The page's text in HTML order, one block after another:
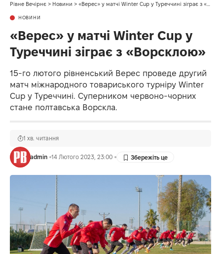
Рівне Вечірнє > Новини > «Верес» у матчі Winter Cup у Туреччині зіграє з «Ворсклою»
НОВИНИ
«Верес» у матчі Winter Cup у
Туреччині зіграє з «Ворсклою»
15-го лютого рівненський Верес проведе другий
матч міжнародного товариського турніру Winter
Cup у Туреччині. Суперником червоно-чорних
стане полтавська Ворскла.
admin 14 Лютого 2023, 23:00
1 хв. читання